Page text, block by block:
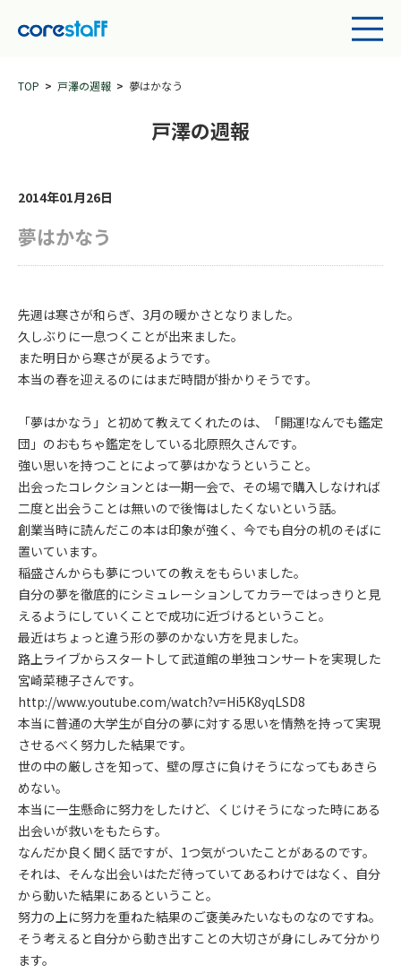
TOP 戸澤の週報 夢はかなう
戸澤の週報
2014年01月26日
夢はかなう
先週は寒さが和らぎ、3月の暖かさとなりました。
久しぶりに一息つくことが出来ました。
また明日から寒さが戻るようです。
本当の春を迎えるのにはまだ時間が掛かりそうです。
「夢はかなう」と初めて教えてくれたのは、「開運!なんでも鑑定
団」のおもちゃ鑑定をしている北原照久さんです。
強い思いを持つことによって夢はかなうということ。
出会ったコレクションとは一期一会で、その場で購入しなければ
二度と出会うことは無いので後悔はしたくないという話。
創業当時に読んだこの本は印象が強く、今でも自分の机のそばに
置いています。
稲盛さんからも夢についての教えをもらいました。
自分の夢を徹底的にシミュレーションしてカラーではっきりと見
えるようにしていくことで成功に近づけるということ。
最近はちょっと違う形の夢のかない方を見ました。
路上ライブからスタートして武道館の単独コンサートを実現した
宮崎菜穂子さんです。
http://www.youtube.com/watch?v=Hi5K8yqLSD8
本当に普通の大学生が自分の夢に対する思いを情熱を持って実現
させるべく努力した結果です。
世の中の厳しさを知って、壁の厚さに負けそうになってもあきら
めない。
本当に一生懸命に努力をしたけど、くじけそうになった時にある
出会いが救いをもたらす。
なんだか良く聞く話ですが、1つ気がついたことがあるのです。
それは、そんな出会いはただ待っていてあるわけではなく、自分
から動いた結果にあるということ。
努力の上に努力を重ねた結果のご褒美みたいなものなのですね。
そう考えると自分から動き出すことの大切さが身にしみて分かり
ます。